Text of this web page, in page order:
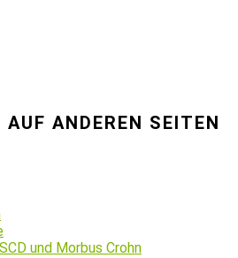
ANDEREN SEITEN
SCD und Morbus Crohn